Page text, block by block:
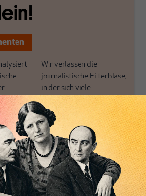
ist damit
für
Wir
auf
Wir verlassen die
journalistische Filterblase,
in der sich viele
eingerichtet haben. Wir
öffnen Fenster und
bringen frische Luft in die
engen und verstaubten
Debattenräume.
Brauchen Sie auch frische
Luft? Dann folgen Sie
einfach dem Button.